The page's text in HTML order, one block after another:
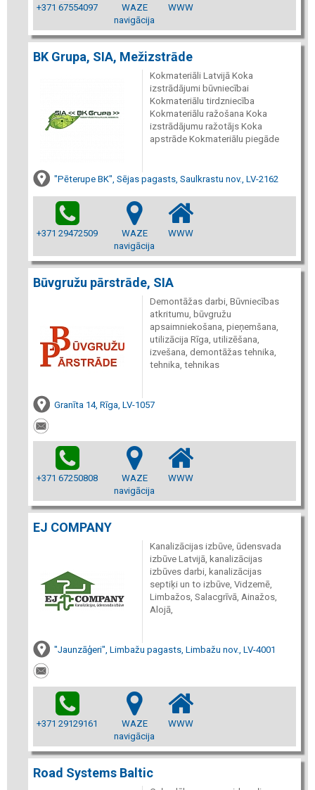
+371 67554097
WAZE
navigācija
WWW
BK Grupa, SIA, Mežizstrāde
Kokmateriāli Latvijā Koka
izstrādājumi būvniecībai
Kokmateriālu tirdzniecība
Kokmateriālu ražošana Koka
izstrādājumu ražotājs Koka
apstrāde Kokmateriālu piegāde
"Pēterupe BK", Sējas pagasts, Saulkrastu nov., LV-2162
+371 29472509
WAZE
navigācija
WWW
Būvgružu pārstrāde, SIA
Demontāžas darbi, Būvniecības
atkritumu, būvgružu
apsaimniekošana, pieņemšana,
utilizācija Rīga, utilizēšana,
izvešana, demontāžas tehnika,
tehnika, tehnikas
Granīta 14, Rīga, LV-1057
+371 67250808
WAZE
navigācija
WWW
EJ COMPANY
Kanalizācijas izbūve, ūdensvada
izbūve Latvijā, kanalizācijas
izbūves darbi, kanalizācijas
septiķi un to izbūve, Vidzemē,
Limbažos, Salacgrīvā, Ainažos,
Alojā,
"Jaunzāģeri", Limbažu pagasts, Limbažu nov., LV-4001
+371 29129161
WAZE
navigācija
WWW
Road Systems Baltic